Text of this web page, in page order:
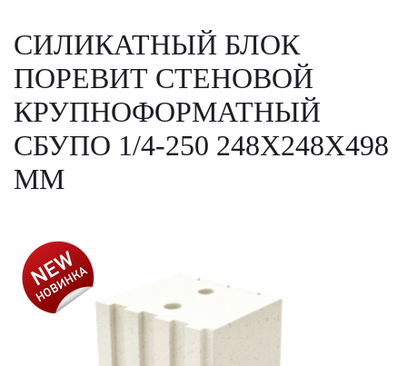
СИЛИКАТНЫЙ БЛОК
ПОРЕВИТ СТЕНОВОЙ
КРУПНОФОРМАТНЫЙ
СБУПО 1/4-250 248Х248Х498
ММ
АКЦИЯ!